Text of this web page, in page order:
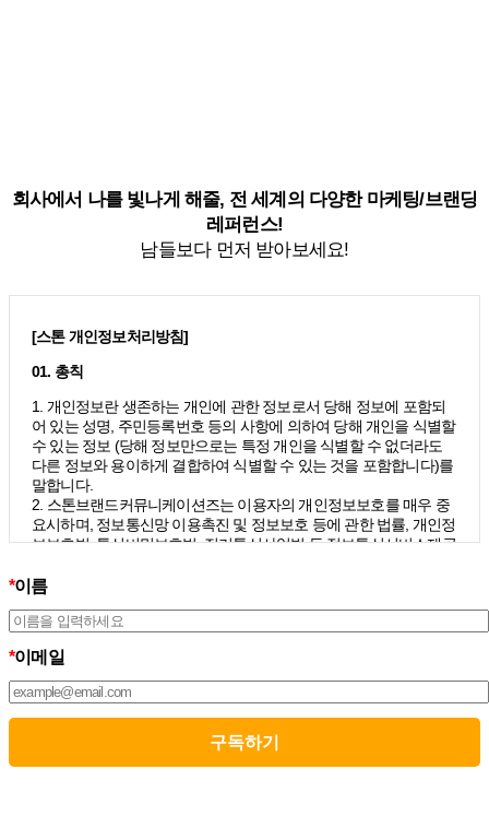
회사에서 나를 빛나게 해줄, 전 세계의 다양한 마케팅/브랜딩
레퍼런스!
남들보다 먼저 받아보세요!
[스톤 개인정보처리방침]
01. 총칙
1. 개인정보란 생존하는 개인에 관한 정보로서 당해 정보에 포함되
어 있는 성명, 주민등록번호 등의 사항에 의하여 당해 개인을 식별할
수 있는 정보 (당해 정보만으로는 특정 개인을 식별할 수 없더라도
다른 정보와 용이하게 결합하여 식별할 수 있는 것을 포함합니다)를
말합니다.
2. 스톤브랜드커뮤니케이션즈는 이용자의 개인정보보호를 매우 중
요시하며, 정보통신망 이용촉진 및 정보보호 등에 관한 법률, 개인정
보보호법, 통신비밀보호법, 전기통신사업법 등 정보통신서비스제공
개인정보처리방침을 통하여 이용자가 제공하는 개인정보가 어떠한
치가 취해지고 있는지 알려드립니다.
선을 위하여 개정하는데 필요한 절차를 정하고 있으며, 개인정보처
리방침을 회사의 필요와 사회적 변화에 맞게 변경할 수 있습니다. 그
리고 개인정보처리방침을 개정하는 경우 버전번호 등을 부여하여
개정된 사항을 이용자께서 쉽게 알아볼 수 있도록 하고 있습니다.
02. 수집하는 개인정보의 항목 및 수집방법
*이름
*이메일